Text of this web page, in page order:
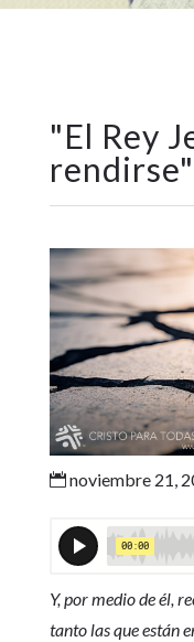
"El Rey
rendirse"
noviembre 21,
Y, por medio de él,
tanto las que están